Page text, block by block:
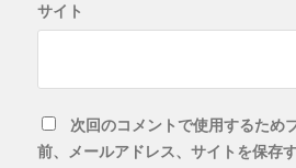
サイト
次回のコメントで使用するため
前、メールアドレス、サイトを保存す